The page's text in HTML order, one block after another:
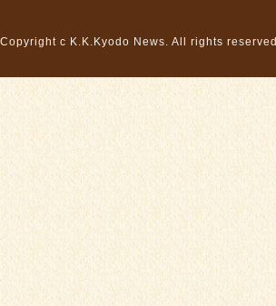
Copyright c K.K.Kyodo News. All rights reserved